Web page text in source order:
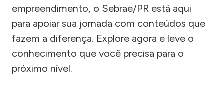
empreendimento, o Sebrae/PR está aqui
para apoiar sua jornada com conteúdos que
fazem a diferença. Explore agora e leve o
conhecimento que você precisa para o
próximo nível.